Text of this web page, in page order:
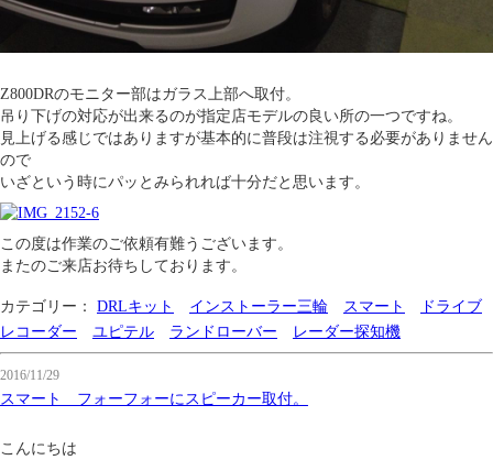
Z800DRのモニター部はガラス上部へ取付。
吊り下げの対応が出来るのが指定店モデルの良い所の一つですね。
見上げる感じではありますが基本的に普段は注視する必要がありません
ので
いざという時にパッとみられれば十分だと思います。
この度は作業のご依頼有難うございます。
またのご来店お待ちしております。
カテゴリー： DRLキット インストーラー三輪 スマート
ドライブ
レコーダー
ユピテル ランドローバー レーダー探知機
2016/11/29
スマート フォーフォーにスピーカー取付。
こんにちは